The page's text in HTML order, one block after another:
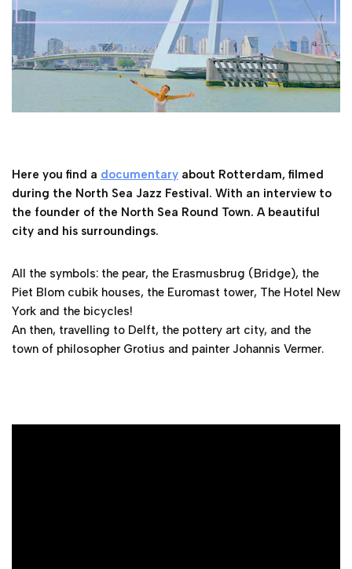
Here you find a documentary about Rotterdam, filmed
during the North Sea Jazz Festival. With an interview to
the founder of the North Sea Round Town. A beautiful
city and his surroundings.
All the symbols: the pear, the Erasmusbrug (Bridge), the
Piet Blom cubik houses, the Euromast tower, The Hotel New
York and the bicycles!
An then, travelling to Delft, the pottery art city, and the
town of philosopher Grotius and painter Johannis Vermer.